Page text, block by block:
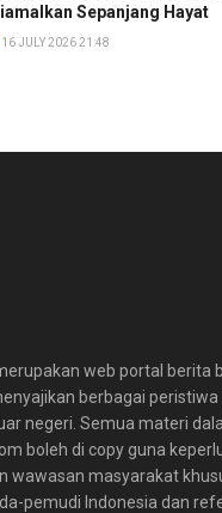
Sepanjang Hayat
16 JULY 2026 21:48
web portal berita
berbagai
negeri. Semua materi
boleh di copy guna
wawasan masyarakat
pemudi Indonesia dan